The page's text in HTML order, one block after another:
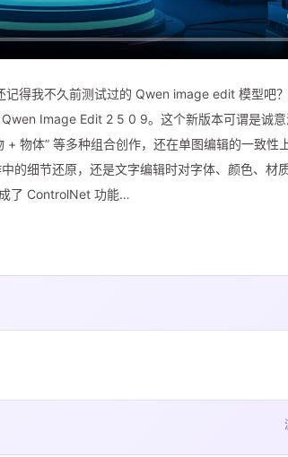
得我不久前测试过的 Qwen image edit 模型吧
Image Edit 2 5 0 9。这个新版本可谓是诚
+ 物体” 等多种组合创作，还在单图编辑的一致性
细节还原，还是文字编辑时对字体、颜色、材
了 ControlNet 功能…